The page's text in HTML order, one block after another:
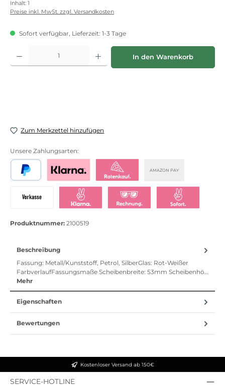
Inhalt: 1
Preise inkl. MwSt. zzgl. Versandkosten
Sofort verfügbar, Lieferzeit: 1-3 Tage
Produkt Anzahl: Gib den gewünschten Wert ein oder benutze die
In den Warenkorb
Zum Merkzettel hinzufügen
Unsere Zahlungsarten:
AMAZON PAY
Bezahlen mit KlarnaKlarna Ratenkauf
Produktnummer: 2100519
Beschreibung
Fassung: Metall/Kunststoff, Petrol, SilberGlas: Rot-Weißer
FarbverlaufFassungsmaße Scheibenbreite: 53mm Scheibenhö…
Mehr
Eigenschaften
Bewertungen
Kostenloser Versand ab 150€
SERVICE-HOTLINE